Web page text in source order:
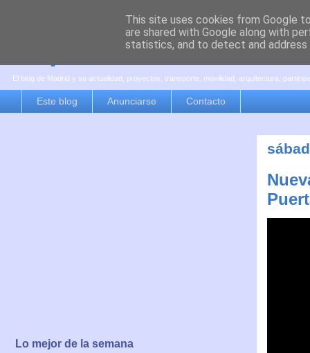
es por madrid
El blog de Madrid y su actualidad, proyectos, transporte, movilidad, arquitectura,
Este blog Anunciarse Contacto
Lo mejor de la semana
This site uses cookies from Google
are shared with Google along with
statistics, and to detect and address